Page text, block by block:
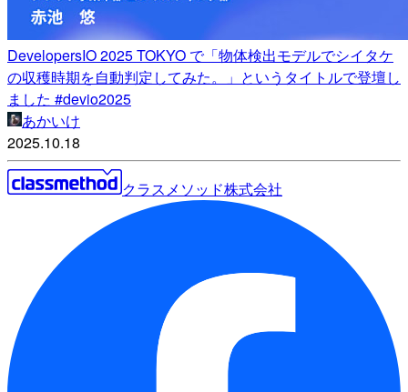
DevelopersIO 2025 TOKYO で「物体検出モデルでシイタケ
の収穫時期を自動判定してみた。」というタイトルで登壇し
ました #devio2025
あかいけ
2025.10.18
クラスメソッド株式会社